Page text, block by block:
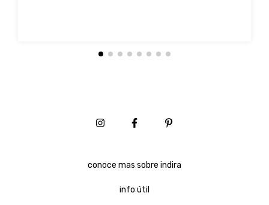
conoce mas sobre indira
info útil